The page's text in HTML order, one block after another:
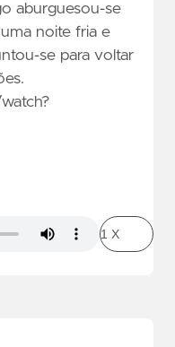
aburguesou-se
noite fria e
se para voltar